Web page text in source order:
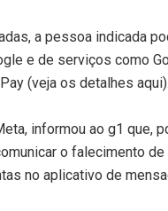
a pessoa indicada
e de serviços como
(veja os detalhes aqui).
informou ao g1 que,
o falecimento de
no aplicativo de